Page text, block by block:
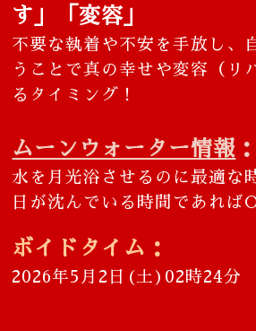
す」「変容」
不要な執着や不安を手放し、
うことで真の幸せや変容（リ
るタイミング！
ムーンウォーター情報 ：
水を月光浴させるのに最適な
日が沈んでいる時間であれば
ボイドタイム ：
2026年5月2日(土)02時24分